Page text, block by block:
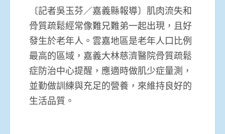
〔記者吳玉芬／嘉義縣報導〕肌肉流失和
骨質疏鬆經常像難兄難弟一起出現，且好
發生於老年人。雲嘉地區是老年人口比例
最高的區域，嘉義大林慈濟醫院骨質疏鬆
症防治中心提醒，應適時做肌少症量測，
並勤做訓練與充足的營養，來維持良好的
生活品質。